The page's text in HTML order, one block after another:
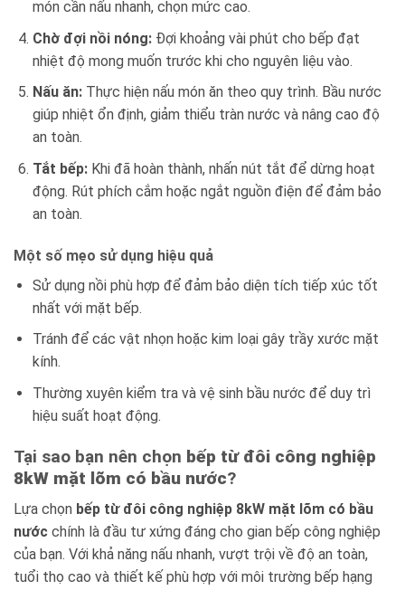
món cần nấu nhanh, chọn mức cao.
Chờ đợi nồi nóng:Đợi khoảng vài phút cho bếp đạt
nhiệt độ mong muốn trước khi cho nguyên liệu vào.
Nấu ăn:Thực hiện nấu món ăn theo quy trình. Bầu nước
giúp nhiệt ổn định, giảm thiểu tràn nước và nâng cao độ
an toàn.
Tắt bếp:Khi đã hoàn thành, nhấn nút tắt để dừng hoạt
động. Rút phích cắm hoặc ngắt nguồn điện để đảm bảo
an toàn.
Một số mẹo sử dụng hiệu quả
Sử dụng nồi phù hợp để đảm bảo diện tích tiếp xúc tốt
nhất với mặt bếp.
Tránh để các vật nhọn hoặc kim loại gây trầy xước mặt
kính.
Thường xuyên kiểm tra và vệ sinh bầu nước để duy trì
hiệu suất hoạt động.
Tại sao bạn nên chọn bếp từ đôi công nghiệp
8kW mặt lõm có bầu nước?
Lựa chọn bếp từ đôi công nghiệp 8kW mặt lõm có bầu
nước chính là đầu tư xứng đáng cho gian bếp công nghiệp
của bạn. Với khả năng nấu nhanh, vượt trội về độ an toàn,
tuổi thọ cao và thiết kế phù hợp với môi trường bếp hạng